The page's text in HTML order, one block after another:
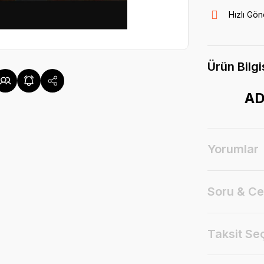
Hızlı
Ürün
Yorumlar
Soru &
Taksit